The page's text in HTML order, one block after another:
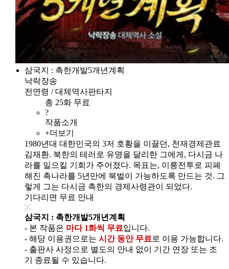
삼국지 : 촉한개발5개년계획
낙락장송
전연령 / 대체역사판타지
총 25화 무료
?
작품소개
+더보기
1980년대 대한민국의 3저 호황을 이끌던, 천재경제관료
김재환. 북한의 테러로 유명을 달리한 그에게, 다시금 나
라를 일으킬 기회가 주어졌다. 목표는, 이릉전투로 피폐
해진 촉나라를 5년만에 북벌이 가능하도록 만드는 것. 그
렇게 그는 다시금 촉한의 경제사령관이 되었다.
기다리면 무료 안내
삼국지 : 촉한개발5개년계획
- 본 작품은 마다 1화씩 무료입니다.
- 해당 이용권으로는 시간 동안 무료 로 이용 가능합니다.
- 출판사 사정으로 별도의 안내 없이 기간 연장 또는 조
기 종료될 수 있습니다.